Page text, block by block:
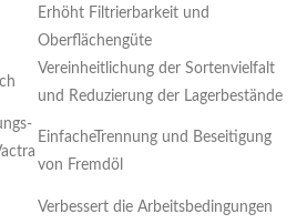
Erhöht Filtrierbarkeit und
Oberflächengüte
Vereinheitlichung der Sortenvielfalt
und Reduzierung der Lagerbestände
EinfacheTrennung und Beseitigung
von Fremdöl
Verbessert die Arbeitsbedingungen